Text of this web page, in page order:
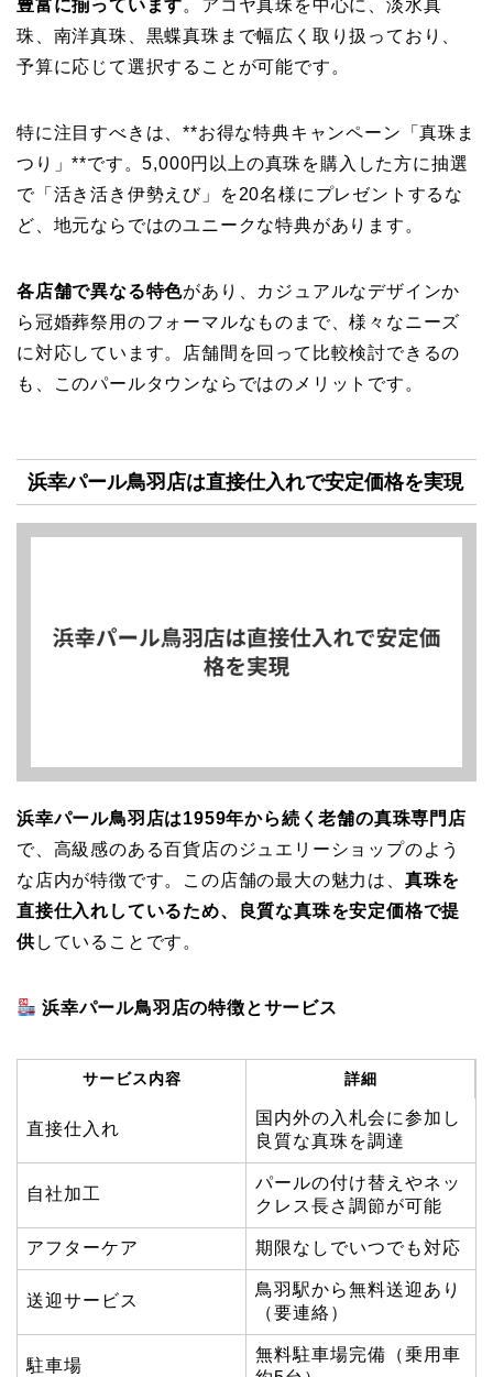
豊富に揃っています。アコヤ真珠を中心に、淡水真
珠、南洋真珠、黒蝶真珠まで幅広く取り扱っており、
予算に応じて選択することが可能です。
特に注目すべきは、**お得な特典キャンペーン「真珠ま
つり」**です。5,000円以上の真珠を購入した方に抽選
で「活き活き伊勢えび」を20名様にプレゼントするな
ど、地元ならではのユニークな特典があります。
各店舗で異なる特色があり、カジュアルなデザインか
ら冠婚葬祭用のフォーマルなものまで、様々なニーズ
に対応しています。店舗間を回って比較検討できるの
も、このパールタウンならではのメリットです。
浜幸パール鳥羽店は直接仕入れで安定価格を実現
浜幸パール鳥羽店は1959年から続く老舗の真珠専門店
で、高級感のある百貨店のジュエリーショップのよう
な店内が特徴です。この店舗の最大の魅力は、 真珠を
直接仕入れしているため、良質な真珠を安定価格で提
供していることです。
浜幸パール鳥羽店の特徴とサービス
サービス内容 詳細
直接仕入れ
国内外の入札会に参加し
良質な真珠を調達
自社加工
パールの付け替えやネッ
クレス長さ調節が可能
アフターケア 期限なしでいつでも対応
送迎サービス
鳥羽駅から無料送迎あり
（要連絡）
駐車場
無料駐車場完備（乗用車